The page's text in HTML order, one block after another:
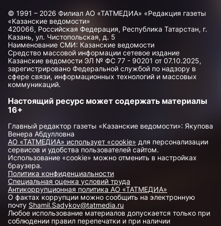
© 1991 – 2026 Филиал АО «ТАТМЕДИА» «Редакция газеты
«Казанские ведомости»
420066, Российская Федерация, Республика Татарстан, г.
Казань, ул. Чистопольская, д. 5
Наименование СМИ: Казанские ведомости
Средство массовой информации сетевое издание
Казанские ведомости ЭЛ № ФС 77 - 90201 от 07.10.2025,
зарегистрировано Федеральной службой по надзору в
сфере связи, информационных технологий и массовых
коммуникаций.
Настоящий ресурс может содержать материалы
16+
Главный редактор газеты «Казанские ведомости»: Якупова
Венера Абдулловна
АО «ТАТМЕДИА» использует «cookie» для персонализации
сервисов и удобства пользователей сайтом.
Использование «cookie» можно отменить в настройках
браузера.
Политика конфиденциальности
Специальная оценка условий труда
Антикоррупционная политика АО «ТАТМЕДИА»
О фактах коррупции можно сообщить на электронную
почту Shamil.Sadykov@tatmedia.ru
Любое использование материалов допускается только при
соблюдении правил перепечатки и при наличии